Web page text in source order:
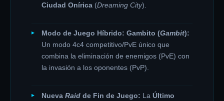
Ciudad Onírica (Dreaming City).
Modo de Juego Híbrido: Gambito (Gambit):
Un modo 4c4 competitivo/PvE único que
combina la eliminación de enemigos (PvE) con
la invasión a los oponentes (PvP).
Nueva Raid de Fin de Juego: La Último